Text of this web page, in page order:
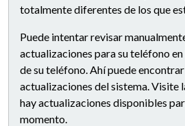
totalmente diferentes de los que
Puede intentar revisar
actualizaciones para su teléfono
de su teléfono. Ahí puede
actualizaciones del sistema. Visite
hay actualizaciones disponibles
momento.